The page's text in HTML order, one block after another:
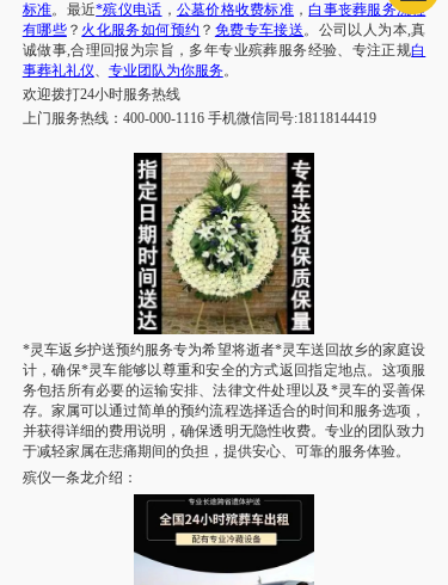
标准。最近*殡仪电话 ， 公墓价格收费标准 ，白事丧葬服务流程
有哪些？ 火化服务如何预约 ？ 免费专车接送。公司以人为本,真
诚做事,合理回报为宗旨，多年专业殡葬服务经验、专注正规白
事葬礼礼仪、 专业团队为你服务。
欢迎拨打24小时服务热线
上门服务热线： 400-000-1116 手机微信同号:18118144419
*灵车返乡护送预约服务专为希望将逝者*灵车送回故乡的家庭设
计，确保*灵车能够以尊重和安全的方式返回指定地点。这项服
务包括所有必要的运输安排、法律文件处理以及*灵车的妥善保
存。家属可以通过简单的预约流程选择适合的时间和服务选项，
并获得详细的费用说明，确保透明无隐性收费。专业的团队致力
于减轻家属在悲痛期间的负担，提供安心、可靠的服务体验。
殡仪一条龙介绍：